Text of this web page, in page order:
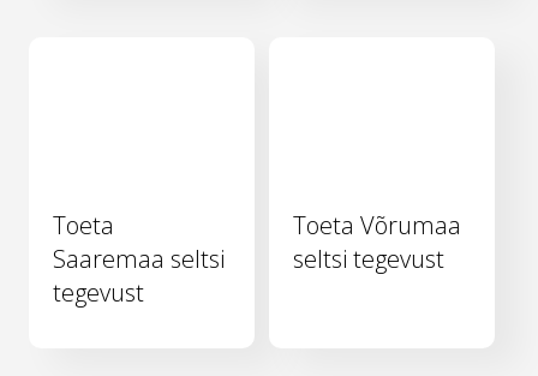
Toeta
Saaremaa seltsi
tegevust
Toeta Võrumaa
seltsi tegevust